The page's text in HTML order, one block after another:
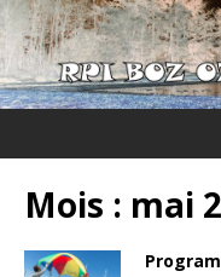
Mois : mai